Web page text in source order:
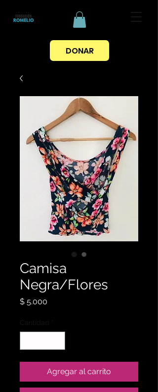
DONAR
Camisa
Negra/Flores
$ 5.000
Agregar al carrito